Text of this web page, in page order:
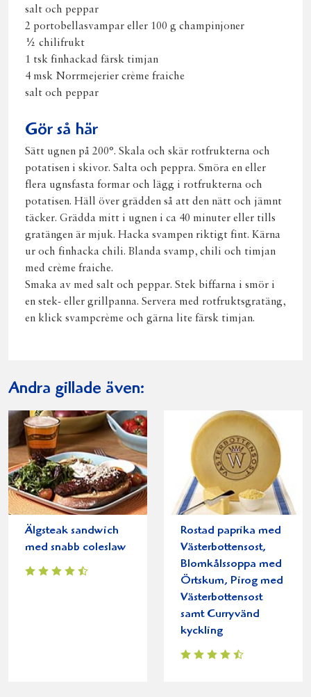
salt och peppar
2 portobellasvampar eller 100 g champinjoner
½ chilifrukt
1 tsk finhackad färsk timjan
4 msk Norrmejerier crème fraiche
salt och peppar
Gör så här
Sätt ugnen på 200°. Skala och skär rotfrukterna och
potatisen i skivor. Salta och peppra. Smöra en eller
flera ugnsfasta formar och lägg i rotfrukterna och
potatisen. Häll över grädden så att den nätt och jämnt
täcker. Grädda mitt i ugnen i ca 40 minuter eller tills
gratängen är mjuk. Hacka svampen riktigt fint. Kärna
ur och finhacka chili. Blanda svamp, chili och timjan
med crème fraiche.
Smaka av med salt och peppar. Stek biffarna i smör i
en stek- eller grillpanna. Servera med rotfruktsgratäng,
en klick svampcrème och gärna lite färsk timjan.
Andra gillade även:
Älgsteak sandwich
med snabb coleslaw
Rostad paprika med
Västerbottensost,
Blomkålssoppa med
Örtskum, Pirog med
Västerbottensost
samt Curryvänd
kyckling